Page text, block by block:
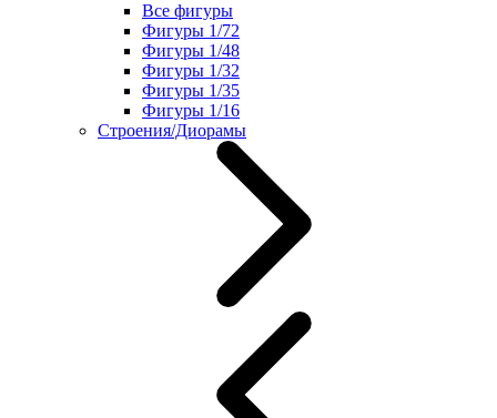
Все фигуры
Фигуры 1/72
Фигуры 1/48
Фигуры 1/32
Фигуры 1/35
Фигуры 1/16
Строения/Диорамы